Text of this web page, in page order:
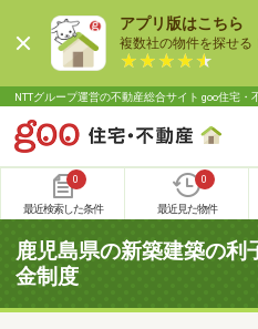
アプリ版はこちら
複数社の物件を探せる
NTTグループ運営の不動産総合サイト goo住宅・
0
最近検索した条件
0
最近見た物件
鹿児島県の新築建築の利
金制度